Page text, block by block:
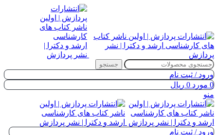
جستجو
ورود / ثبت نام
0 مورد 0 ریال
منو
ورود / ثبت نام